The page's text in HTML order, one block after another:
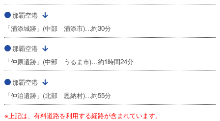
那覇空港
「浦添城跡」(中部 浦添市)…約30分
那覇空港
「仲原遺跡」(中部 うるま市)…約1時間24分
那覇空港
「仲泊遺跡」(北部 恩納村)…約55分
※上記は、有料道路を利用する経路が含まれています。